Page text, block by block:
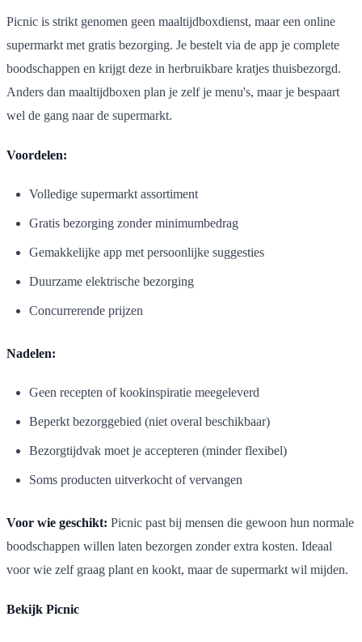
Picnic is strikt genomen geen maaltijdboxdienst, maar een online
supermarkt met gratis bezorging. Je bestelt via de app je complete
boodschappen en krijgt deze in herbruikbare kratjes thuisbezorgd.
Anders dan maaltijdboxen plan je zelf je menu's, maar je bespaart
wel de gang naar de supermarkt.
Voordelen:
Volledige supermarkt assortiment
Gratis bezorging zonder minimumbedrag
Gemakkelijke app met persoonlijke suggesties
Duurzame elektrische bezorging
Concurrerende prijzen
Nadelen:
Geen recepten of kookinspiratie meegeleverd
Beperkt bezorggebied (niet overal beschikbaar)
Bezorgtijdvak moet je accepteren (minder flexibel)
Soms producten uitverkocht of vervangen
Voor wie geschikt: Picnic past bij mensen die gewoon hun normale
boodschappen willen laten bezorgen zonder extra kosten. Ideaal
voor wie zelf graag plant en kookt, maar de supermarkt wil mijden.
Bekijk Picnic